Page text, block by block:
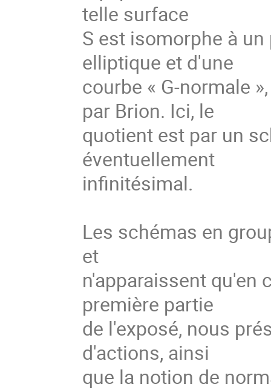
telle surface
S est isomorphe à
elliptique et d'une
courbe « G-normale
par Brion. Ici, le
quotient est par un
éventuellement
infinitésimal.
Les schémas en
et
n'apparaissent qu'en
première partie
de l'exposé, nous
d'actions, ainsi
que la notion de